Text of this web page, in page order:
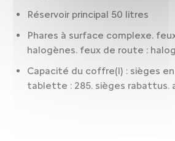
Réservoir principal 50 litres
Phares à surface complexe.
halogènes. feux de route :
Capacité du coffre(l) : sièges
tablette : 285. sièges rabattus.